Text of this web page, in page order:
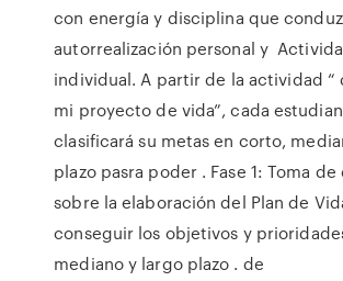
con energía y disciplina que
autorrealización personal y
individual. A partir de la actividad “
mi proyecto de vida”, cada
clasificará su metas en corto,
plazo pasra poder . Fase 1: Toma
sobre la elaboración del Plan de
conseguir los objetivos y
mediano y largo plazo . de